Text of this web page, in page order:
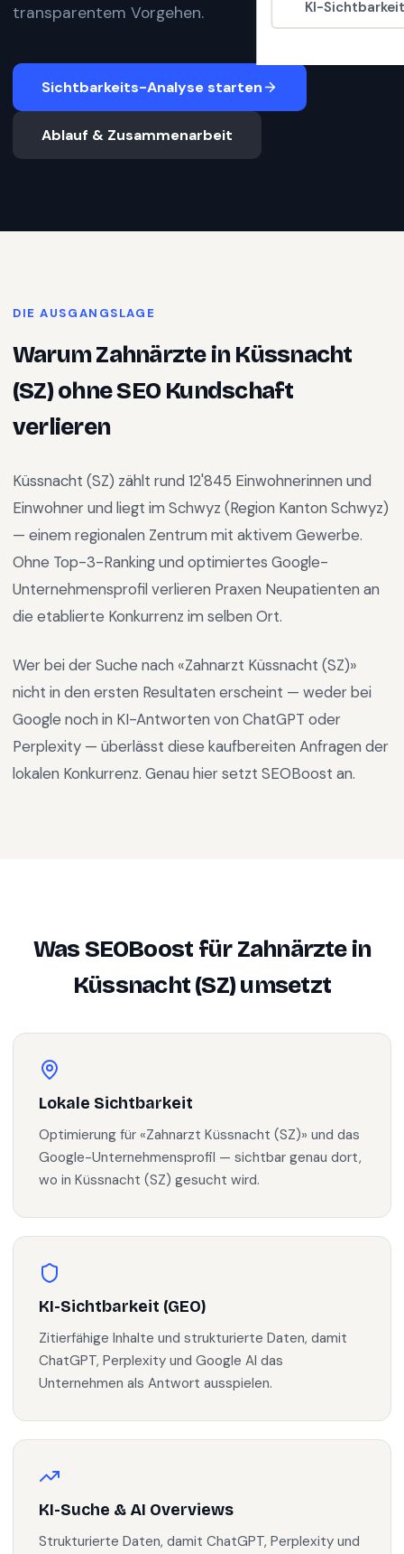
KI-
transparentem Vorgehen.
Sichtbarkeits-Analyse starten
Ablauf & Zusammenarbeit
DIE AUSGANGSLAGE
WarumZahnärzteinKüssnacht
(SZ)ohne SEO Kundschaft
verlieren
Küssnacht (SZ) zählt rund 12'845 Einwohnerinnen und
Einwohner und liegt im Schwyz (Region Kanton Schwyz)
— einem regionalen Zentrum mit aktivem Gewerbe.
Ohne Top-3-Ranking und optimiertes Google-
Unternehmensprofil verlieren Praxen Neupatienten an
die etablierte Konkurrenz im selben Ort.
Wer bei der Suche nach «Zahnarzt Küssnacht (SZ)»
nicht in den ersten Resultaten erscheint — weder bei
Google noch in KI-Antworten von ChatGPT oder
Perplexity — überlässt diese kaufbereiten Anfragen der
lokalen Konkurrenz. Genau hier setzt SEOBoost an.
Was SEOBoost fürZahnärztein
Küssnacht (SZ)umsetzt
Lokale Sichtbarkeit
Optimierung für «Zahnarzt Küssnacht (SZ)» und das
Google-Unternehmensprofil — sichtbar genau dort,
wo in Küssnacht (SZ) gesucht wird.
KI-Sichtbarkeit (GEO)
Zitierfähige Inhalte und strukturierte Daten, damit
ChatGPT, Perplexity und Google AI das
Unternehmen als Antwort ausspielen.
KI-Suche & AI Overviews
Strukturierte Daten, damit ChatGPT, Perplexity und